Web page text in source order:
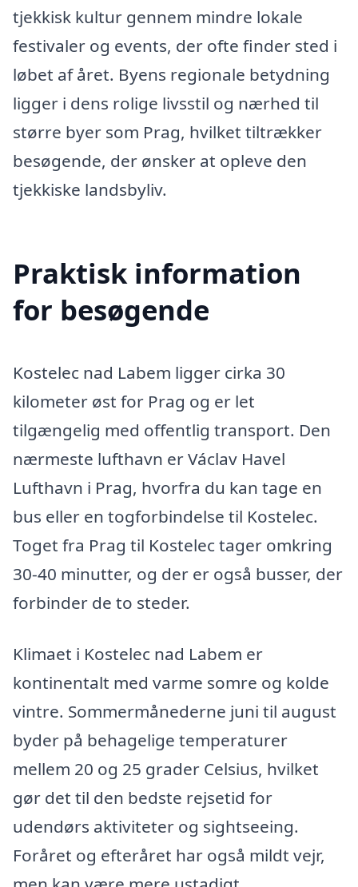
tjekkisk kultur gennem mindre lokale
festivaler og events, der ofte finder sted i
løbet af året. Byens regionale betydning
ligger i dens rolige livsstil og nærhed til
større byer som Prag, hvilket tiltrækker
besøgende, der ønsker at opleve den
tjekkiske landsbyliv.
Praktisk information
for besøgende
Kostelec nad Labem ligger cirka 30
kilometer øst for Prag og er let
tilgængelig med offentlig transport. Den
nærmeste lufthavn er Václav Havel
Lufthavn i Prag, hvorfra du kan tage en
bus eller en togforbindelse til Kostelec.
Toget fra Prag til Kostelec tager omkring
30-40 minutter, og der er også busser, der
forbinder de to steder.
Klimaet i Kostelec nad Labem er
kontinentalt med varme somre og kolde
vintre. Sommermånederne juni til august
byder på behagelige temperaturer
mellem 20 og 25 grader Celsius, hvilket
gør det til den bedste rejsetid for
udendørs aktiviteter og sightseeing.
Foråret og efteråret har også mildt vejr,